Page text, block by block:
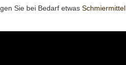
Sie bei Bedarf etwasSchmiermittel